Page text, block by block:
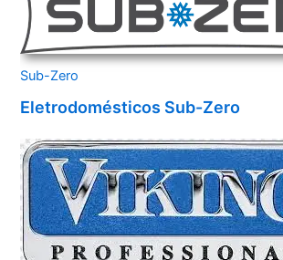
Sub-Zero
Eletrodomésticos Sub-Zero